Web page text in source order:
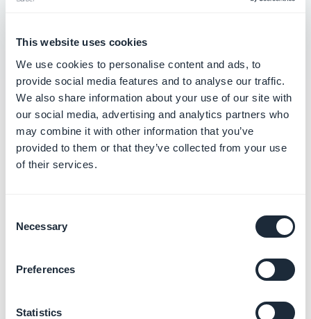
This website uses cookies
We use cookies to personalise content and ads, to
provide social media features and to analyse our traffic.
We also share information about your use of our site with
our social media, advertising and analytics partners who
may combine it with other information that you’ve
provided to them or that they’ve collected from your use
of their services.
Selection
Necessary
Preferences
Statistics
app iOS
Categorías
relacionadas
Android (Solo)